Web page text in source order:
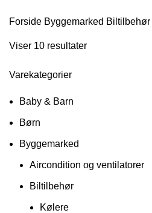
Forside Byggemarked Biltilbehør
Viser 10 resultater
Varekategorier
Baby & Barn
Børn
Byggemarked
Aircondition og ventilatorer
Biltilbehør
Kølere